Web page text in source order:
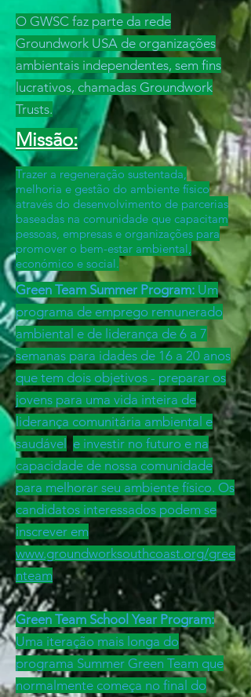
O GWSC faz parte da rede
Groundwork USA de organizações
ambientais independentes, sem fins
lucrativos, chamadas Groundwork
Trusts.
Missão:
Trazer a regeneração sustentada,
melhoria e gestão do ambiente físico
através do desenvolvimento de parcerias
baseadas na comunidade que capacitam
pessoas, empresas e organizações para
promover o bem-estar ambiental,
económico e social.
Green Team Summer Program: Um
programa de emprego remunerado
ambiental e de liderança de 6 a 7
semanas para idades de 16 a 20 anos
que tem dois objetivos - preparar os
jovens para uma vida inteira de
liderança comunitária ambiental e
saudável
e investir no futuro e na
capacidade de nossa comunidade
para melhorar seu ambiente físico. Os
candidatos interessados podem se
inscrever em
www.groundworksouthcoast.org/gree
nteam
Green Team School Year Program:
Uma iteração mais longa do
programa Summer Green Team que
normalmente começa no final do